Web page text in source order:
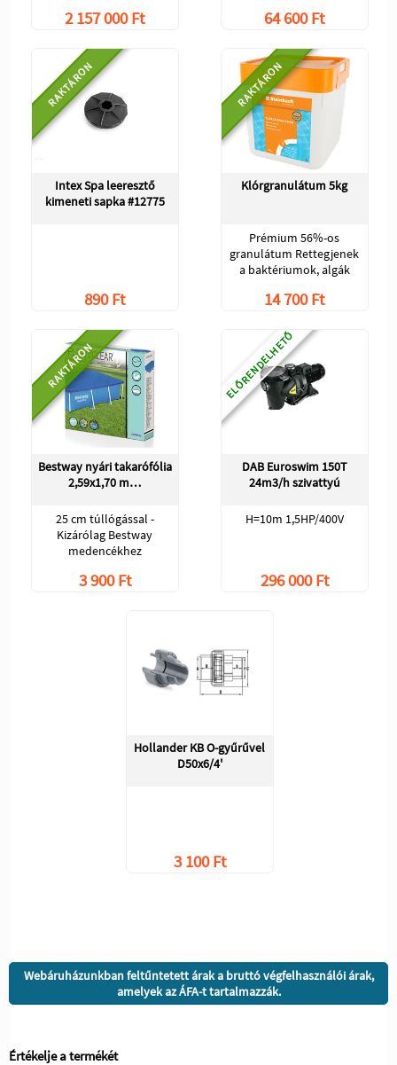
2 157 000 Ft 64 600 Ft
RAKTÁRON
Intex Spa leeresztő
kimeneti sapka #12775
890 Ft
RAKTÁRON
Klórgranulátum 5kg
Prémium 56%-os
granulátum Rettegjenek
a baktériumok, algák
14 700 Ft
RAKTÁRON
Bestway nyári takarófólia
2,59x1,70 m…
25 cm túllógással -
Kizárólag Bestway
medencékhez
3 900 Ft
ELŐRENDELHETŐ
DAB Euroswim 150T
24m3/h szivattyú
H=10m 1,5HP/400V
296 000 Ft
Hollander KB O-gyűrűvel
D50x6/4'
3 100 Ft
Webáruházunkban feltűntetett árak a bruttó végfelhasználói árak,
amelyek az ÁFA-t tartalmazzák.
Értékelje a termékét